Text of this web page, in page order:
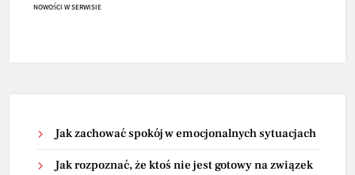
NOWOŚCI W SERWISIE
Jak zachować spokój w emocjonalnych sytuacjach
Jak rozpoznać, że ktoś nie jest gotowy na związek